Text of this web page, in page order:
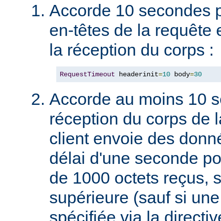
Accorde 10 secondes
en-têtes de la requête
la réception du corps :
RequestTimeout headerinit=10 body=30
Accorde au moins 10
réception du corps de
client envoie des
délai d'une seconde
de 1000 octets reçus,
supérieure (sauf si
spécifiée via la